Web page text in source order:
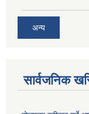
अन्य
सार्वजनिक